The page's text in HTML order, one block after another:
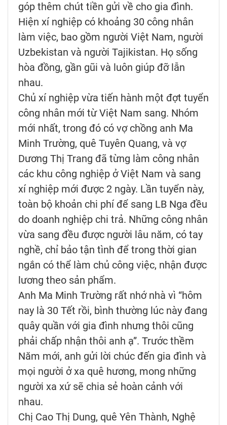
góp thêm chút tiền gửi về cho gia đình.
Hiện xí nghiệp có khoảng 30 công nhân
làm việc, bao gồm người Việt Nam, người
Uzbekistan và người Tajikistan. Họ sống
hòa đồng, gần gũi và luôn giúp đỡ lẫn
nhau.
Chủ xí nghiệp vừa tiến hành một đợt tuyển
công nhân mới từ Việt Nam sang. Nhóm
mới nhất, trong đó có vợ chồng anh Ma
Minh Trường, quê Tuyên Quang, và vợ
Dương Thị Trang đã từng làm công nhân
các khu công nghiệp ở Việt Nam và sang
xí nghiệp mới được 2 ngày. Lần tuyển này,
toàn bộ khoản chi phí để sang LB Nga đều
do doanh nghiệp chi trả. Những công nhân
vừa sang đều được người lâu năm, có tay
nghề, chỉ bảo tận tình để trong thời gian
ngắn có thể làm chủ công việc, nhận được
lương theo sản phẩm.
Anh Ma Minh Trường rất nhớ nhà vì “hôm
nay là 30 Tết rồi, bình thường lúc này đang
quây quần với gia đình nhưng thôi cũng
phải chấp nhận thôi anh ạ”. Trước thềm
Năm mới, anh gửi lời chúc đến gia đình và
mọi người ở xa quê hương, mong những
người xa xứ sẽ chia sẻ hoàn cảnh với
nhau.
Chị Cao Thị Dung, quê Yên Thành, Nghệ